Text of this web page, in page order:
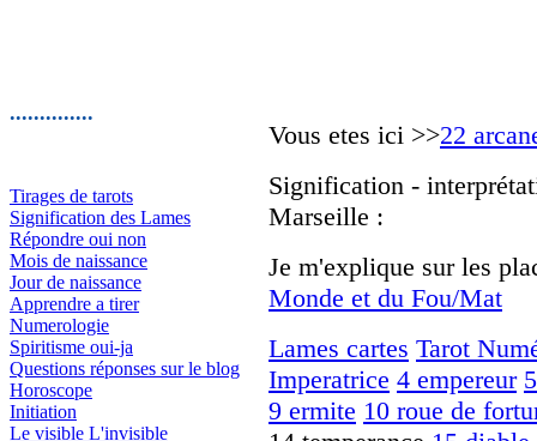
..............
Tirages de tarots
Signification des Lames
Répondre oui non
Mois de naissance
Jour de naissance
Apprendre a tirer
Numerologie
Spiritisme oui-ja
Questions réponses sur le blog
Horoscope
Initiation
Le visible L'invisible
Vous etes ici >>22
Signification -
Marseille :
Je m'explique sur les
Monde et du Fou/Mat
Lames cartes Tarot
Imperatrice 4 empereur
9 ermite 10 roue de